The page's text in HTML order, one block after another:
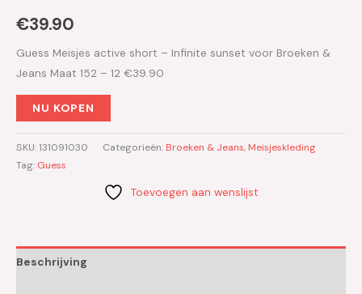
€39.90
Guess Meisjes active short – Infinite sunset voor Broeken &
Jeans Maat 152 – 12 €39.90
NU KOPEN
SKU:131091030 Categorieën: Broeken & Jeans, Meisjeskleding
Tag: Guess
Toevoegen aan wenslijst
Beschrijving